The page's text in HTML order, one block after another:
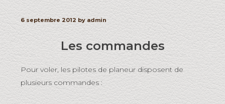
6 septembre 2012 by admin
Les commandes
Pour voler, les pilotes de planeur disposent de
plusieurs commandes :